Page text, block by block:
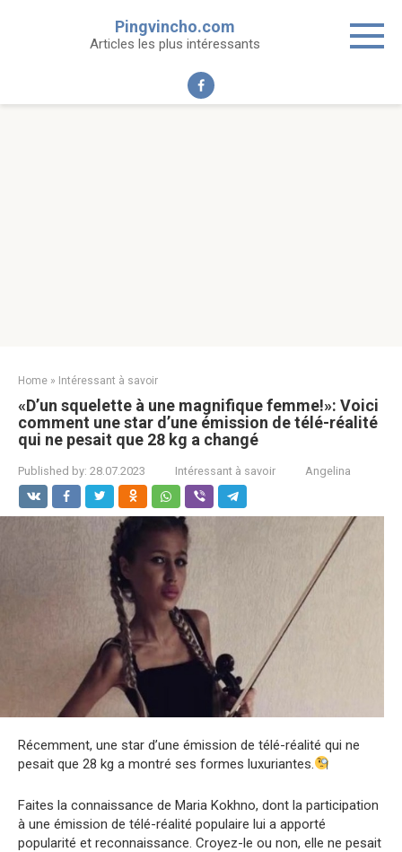
Pingvincho.com
Articles les plus intéressants
Home » Intéressant à savoir
«D’un squelette à une magnifique femme!»: Voici
comment une star d’une émission de télé-réalité
qui ne pesait que 28 kg a changé
Published by: 28.07.2023 Intéressant à savoir Angelina
Récemment, une star d’une émission de télé-réalité qui ne
pesait que 28 kg a montré ses formes luxuriantes.
Faites la connaissance de Maria Kokhno, dont la participation
à une émission de télé-réalité populaire lui a apporté
popularité et reconnaissance. Croyez-le ou non, elle ne pesait